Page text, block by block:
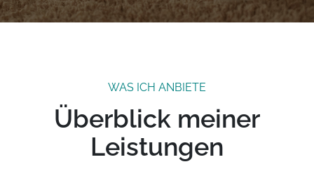
WAS ICH ANBIETE
Überblick meiner
Leistungen